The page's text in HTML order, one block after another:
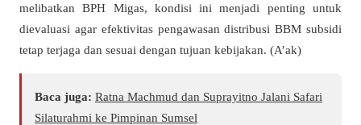
melibatkanBPH Migas, kondisi ini menjadi penting untuk
dievaluasi agar efektivitas pengawasan distribusi BBM subsidi
tetap terjaga dan sesuai dengan tujuan kebijakan. (A’ak)
Baca juga: Ratna Machmud dan Suprayitno Jalani Safari
Silaturahmi ke Pimpinan Sumsel